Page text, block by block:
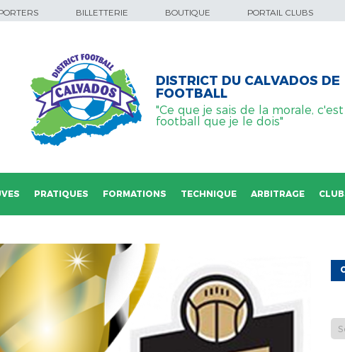
BILLETTERIE BOUTIQUE PORTAIL CLUBS
DISTRICT DU CALVADOS DE
FOOTBALL
"Ce que je sais de la morale, c'est
football que je le dois"
PRATIQUES FORMATIONS TECHNIQUE ARBITRAGE